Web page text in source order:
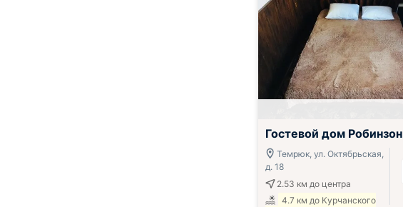
Гостевой дом Робинзон
Темрюк, ул. Октябрьская,
д. 18
2.53 км до центра
4.7 км до Курчанского